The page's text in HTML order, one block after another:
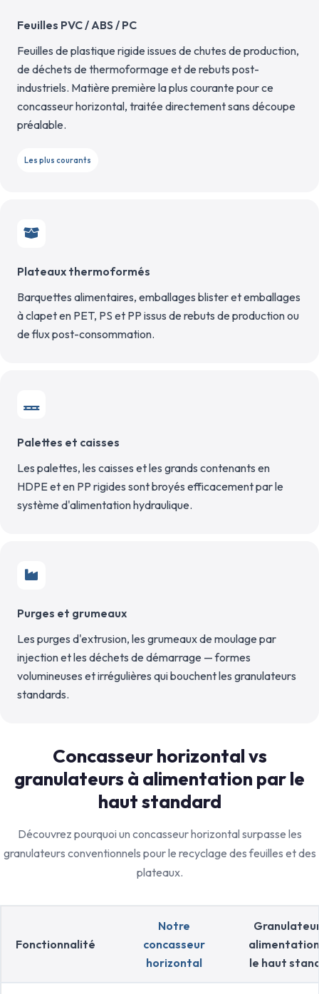
Feuilles PVC / ABS / PC
Feuilles de plastique rigide issues de chutes de production,
de déchets de thermoformage et de rebuts post-
industriels. Matière première la plus courante pour ce
concasseur horizontal, traitée directement sans découpe
préalable.
Les plus courants
Plateaux thermoformés
Barquettes alimentaires, emballages blister et emballages
à clapet en PET, PS et PP issus de rebuts de production ou
de flux post-consommation.
Palettes et caisses
Les palettes, les caisses et les grands contenants en
HDPE et en PP rigides sont broyés efficacement par le
système d'alimentation hydraulique.
Purges et grumeaux
Les purges d'extrusion, les grumeaux de moulage par
injection et les déchets de démarrage — formes
volumineuses et irrégulières qui bouchent les granulateurs
standards.
Concasseur horizontal vs
granulateurs à alimentation par le
haut standard
Découvrez pourquoi un concasseur horizontal surpasse les
granulateurs conventionnels pour le recyclage des feuilles et des
plateaux.
Fonctionnalité
Notre
concasseur
horizontal
le haut